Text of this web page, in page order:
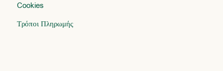
Cookies
Τρόποι Πληρωμής